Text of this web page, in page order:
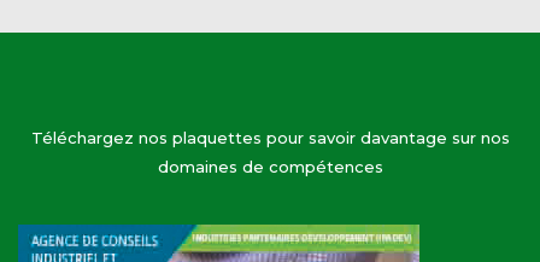
Téléchargez nos plaquettes pour savoir davantage sur nos
domaines de compétences